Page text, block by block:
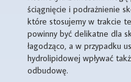
ściągnięcie i podrażnienie
które stosujemy w trakcie
powinny być delikatne dla
łagodząco, a w przypadku
hydrolipidowej wpływać
odbudowę.